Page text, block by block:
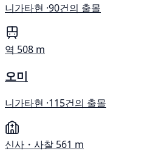
니가타현 ·90건의 출몰
역 508 m
오미
니가타현 ·115건의 출몰
신사・사찰 561 m